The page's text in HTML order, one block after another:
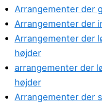
Arrangementer der
Arrangementer der
Arrangementer der
højder
arrangementer der
højder
Arrangementer der